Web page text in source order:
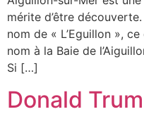
mérite d’être
nom de « L’Eguillon »,
nom à la Baie de
Si […]
Donald